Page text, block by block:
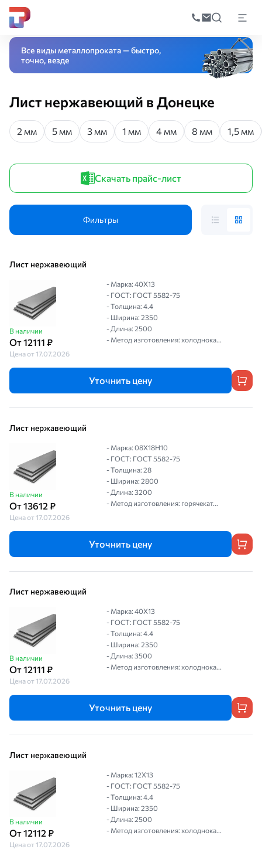
по
Главная Лист нержавеющий
Все виды металлопроката — быстро,
точно, везде
Лист нержавеющий в Донецке
2 мм 5 мм 3 мм 1 мм 4 мм 8 мм 1,5 мм
Скачать прайс-лист
Фильтры
Лист нержавеющий
В наличии
От 12111 ₽
Цена от 17.07.2026
- Марка: 40Х13
- ГОСТ: ГОСТ 5582-75
- Толщина: 4.4
- Ширина: 2350
- Длина: 2500
- Метод изготовления: холоднока...
Уточнить цену
Лист нержавеющий
В наличии
От 13612 ₽
Цена от 17.07.2026
- Марка: 08Х18Н10
- ГОСТ: ГОСТ 5582-75
- Толщина: 28
- Ширина: 2800
- Длина: 3200
- Метод изготовления: горячекат...
Уточнить цену
Лист нержавеющий
В наличии
От 12111 ₽
Цена от 17.07.2026
- Марка: 40Х13
- ГОСТ: ГОСТ 5582-75
- Толщина: 4.4
- Ширина: 2350
- Длина: 3500
- Метод изготовления: холоднока...
Уточнить цену
Лист нержавеющий
В наличии
От 12112 ₽
Цена от 17.07.2026
- Марка: 12Х13
- ГОСТ: ГОСТ 5582-75
- Толщина: 4.4
- Ширина: 2350
- Длина: 2500
- Метод изготовления: холоднока...